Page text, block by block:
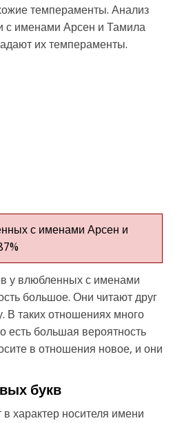
темпераменты. Анализ
с именами Арсен и Тамила
их темпераменты.
с именами Арсен и
у влюбленных с именами
большое. Они читают друг
В таких отношениях много
есть большая вероятность
в отношения новое, и они
букв
характер носителя имени